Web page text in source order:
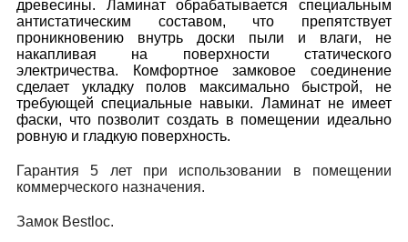
древесины. Ламинат обрабатывается специальным
антистатическим составом, что препятствует
проникновению внутрь доски пыли и влаги, не
накапливая на поверхности статического
электричества. Комфортное замковое соединение
сделает укладку полов максимально быстрой, не
требующей специальные навыки. Ламинат не имеет
фаски, что позволит создать в помещении идеально
ровную и гладкую поверхность.
Гарантия 5 лет при использовании в помещении
коммерческого назначения.
Замок Bestloc.